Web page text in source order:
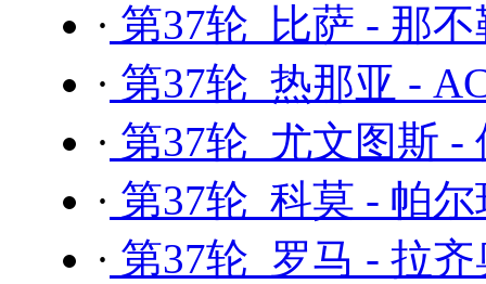
· 第37轮 比萨 - 那
· 第37轮 热那亚 -
· 第37轮 尤文图斯 -
· 第37轮 科莫 - 帕
· 第37轮 罗马 - 拉